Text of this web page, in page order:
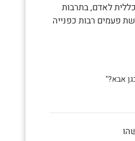
כללית לאדם, בתרבות
פעמים רבות כפנייה
אבא?"